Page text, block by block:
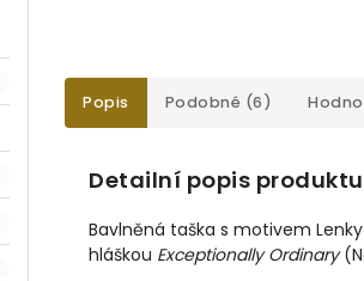
Popis Podobné (6)
Detailní popis produktu
Bavlněná taška s motivem
hláškou Exceptionally Ordinary